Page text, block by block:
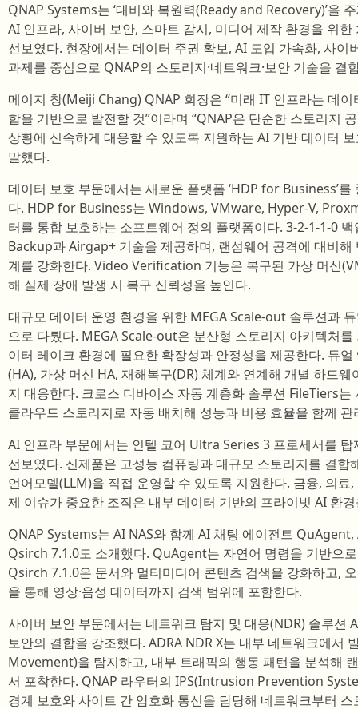
QNAP Systems는 ‘대비와 복원력(Ready and Recovery)’을
AI 인프라, 사이버 보안, 스마트 감시, 미디어 제작 환경을 위
선보였다. 현장에서는 데이터 주권 확보, AI 도입 가속화, 사이
과제를 중심으로 QNAP의 스토리지·네트워크·보안 기술을 결
메이지 창(Meiji Chang) QNAP 회장은 “미래 IT 인프라는 데
합을 기반으로 발전할 것”이라며 “QNAP은 단순한 스토리지
상황에 신속하게 대응할 수 있도록 지원하는 AI 기반 데이터
말했다.
데이터 보호 부문에서는 새로운 플랫폼 ‘HDP for Business’
다. HDP for Business는 Windows, VMware, Hyper-V,
터를 통합 보호하는 소프트웨어 정의 플랫폼이다. 3-2-1-1-0
Backup과 Airgap+ 기술을 제공하며, 랜섬웨어 공격에 대비
계를 강화한다. Video Verification 기능은 복구된 가상 머신
해 실제 장애 발생 시 복구 신뢰성을 높인다.
대규모 데이터 운영 환경을 위한 MEGA Scale-out 솔루션과
으로 다뤘다. MEGA Scale-out은 분산형 스토리지 아키텍처
이터 레이크 환경에 필요한 확장성과 안정성을 제공한다. 듀
(HA), 가상 머신 HA, 재해복구(DR) 체계와 연계해 개별 하드
지 대응한다. 크로스 디바이스 자동 계층화 솔루션 FileTiers는
클라우드 스토리지로 자동 배치해 성능과 비용 효율을 함께 관
AI 인프라 부문에서는 인텔 코어 Ultra Series 3 프로세서를
선보였다. 신제품은 고성능 컴퓨팅과 대규모 스토리지를 결
언어모델(LLM)을 직접 운영할 수 있도록 지원한다. 금융, 의
제 이슈가 중요한 조직은 내부 데이터 기반의 프라이빗 AI 환
QNAP Systems는 AI NAS와 함께 AI 채팅 에이전트
Qsirch 7.1.0도 소개했다. QuAgent는 자연어 명령을 기반으
Qsirch 7.1.0은 문서와 멀티미디어 콘텐츠 검색을 강화하고,
을 통해 영상·음성 데이터까지 검색 범위에 포함한다.
사이버 보안 부문에서는 네트워크 탐지 및 대응(NDR) 솔루션
보안의 결합을 강조했다. ADRA NDR X는 내부 네트워크에서
Movement)을 탐지하고, 내부 트래픽의 행동 패턴을 분석해
서 포착한다. QNAP 라우터의 IPS(Intrusion Prevention
경계 보호와 사이트 간 암호화 통신을 담당해 네트워크부터